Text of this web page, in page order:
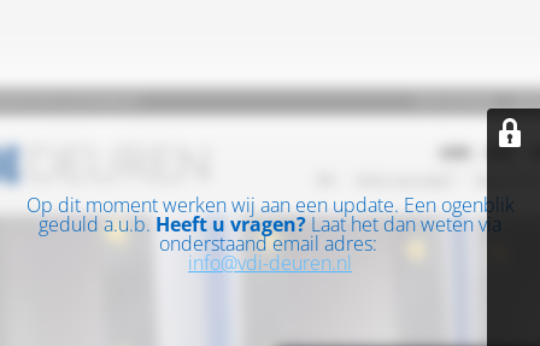
Op dit moment werken wij aan een update. Een ogenblik
geduld a.u.b. Heeft u vragen? Laat het dan weten via
onderstaand email adres:
info@vdi-deuren.nl